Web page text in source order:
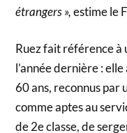
étrangers »,estime le
Ruez fait référence à
l’année dernière :
60 ans, reconnus par
comme aptes au
de 2e classe, de